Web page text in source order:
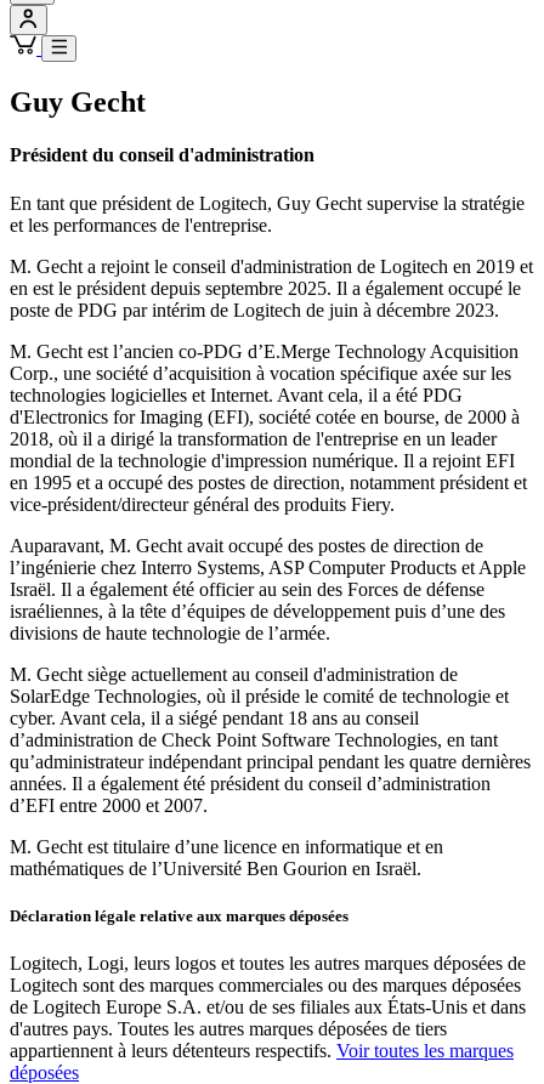
Guy Gecht
Président du conseil d'administration
En tant que président de Logitech, Guy Gecht supervise la stratégie
et les performances de l'entreprise.
M. Gecht a rejoint le conseil d'administration de Logitech en 2019 et
en est le président depuis septembre 2025. Il a également occupé le
poste de PDG par intérim de Logitech de juin à décembre 2023.
M. Gecht est l’ancien co-PDG d’E.Merge Technology Acquisition
Corp., une société d’acquisition à vocation spécifique axée sur les
technologies logicielles et Internet. Avant cela, il a été PDG
d'Electronics for Imaging (EFI), société cotée en bourse, de 2000 à
2018, où il a dirigé la transformation de l'entreprise en un leader
mondial de la technologie d'impression numérique. Il a rejoint EFI
en 1995 et a occupé des postes de direction, notamment président et
vice-président/directeur général des produits Fiery.
Auparavant, M. Gecht avait occupé des postes de direction de
l’ingénierie chez Interro Systems, ASP Computer Products et Apple
Israël. Il a également été officier au sein des Forces de défense
israéliennes, à la tête d’équipes de développement puis d’une des
divisions de haute technologie de l’armée.
M. Gecht siège actuellement au conseil d'administration de
SolarEdge Technologies, où il préside le comité de technologie et
cyber. Avant cela, il a siégé pendant 18 ans au conseil
d’administration de Check Point Software Technologies, en tant
qu’administrateur indépendant principal pendant les quatre dernières
années. Il a également été président du conseil d’administration
d’EFI entre 2000 et 2007.
M. Gecht est titulaire d’une licence en informatique et en
mathématiques de l’Université Ben Gourion en Israël.
Déclaration légale relative aux marques déposées
Logitech, Logi, leurs logos et toutes les autres marques déposées de
Logitech sont des marques commerciales ou des marques déposées
de Logitech Europe S.A. et/ou de ses filiales aux États-Unis et dans
d'autres pays. Toutes les autres marques déposées de tiers
appartiennent à leurs détenteurs respectifs. Voir toutes les marques
déposées